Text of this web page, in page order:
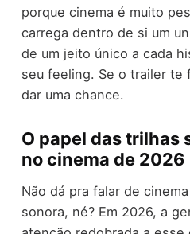
porque cinema é muito
carrega dentro de si um
de um jeito único a cada
seu feeling. Se o trailer te
dar uma chance.
O papel das trilhas
no cinema de 2026
Não dá pra falar de
sonora, né? Em 2026, a